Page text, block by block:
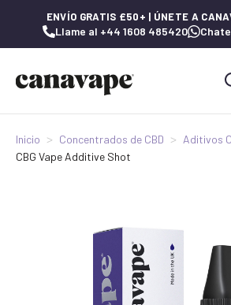
ENVÍO GRATIS £50+ | ÚNETE A
Llame al +44 1608 485420
Inicio Concentrados de CBD
Aditivos
CBG Vape Additive Shot